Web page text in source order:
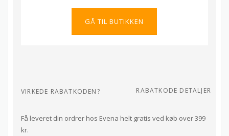
GÅ TIL BUTIKKEN
VIRKEDE RABATKODEN? RABATKODE DETALJER
Få leveret din ordrer hos Evena helt gratis ved køb over 399
kr.